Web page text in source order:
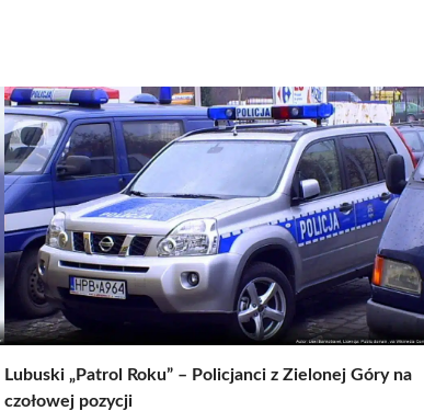
Lubuski „Patrol Roku” – Policjanci z Zielonej Góry na
czołowej pozycji